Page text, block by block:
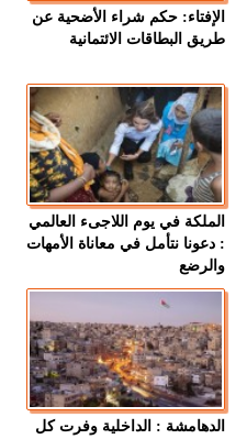
الإفتاء: حكم شراء الأضحية عن
طريق البطاقات الائتمانية
الملكة في يوم اللاجىء العالمي
: دعونا نتأمل في معاناة الأمهات
والرضع
الدهامشة : الداخلية وفرت كل